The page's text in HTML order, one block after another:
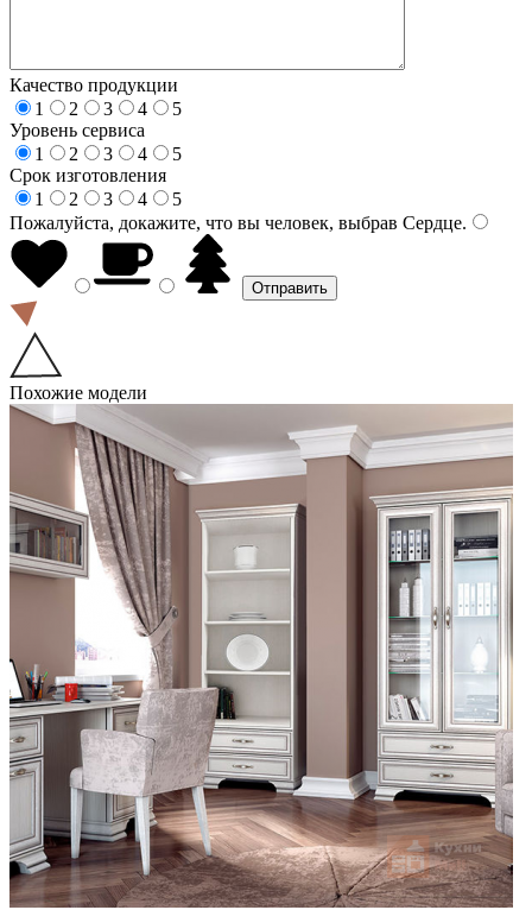
Качество продукции
1
2 3 4
5
Уровень сервиса
1
2 3 4
5
Срок изготовления
1
2 3 4
5
Пожалуйста, докажите, что вы человек, выбрав Сердце.
Похожие модели